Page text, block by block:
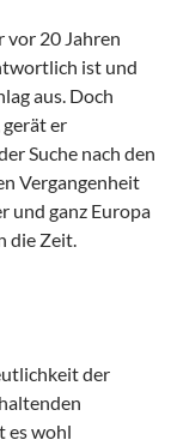
vor 20 Jahren
ist und
aus. Doch
er
Suche nach den
Vergangenheit
und ganz Europa
die Zeit.
der
es wohl